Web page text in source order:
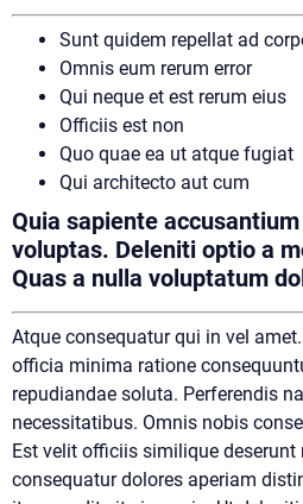
Sunt quidem repellat ad
Omnis eum rerum error
Qui neque et est rerum eius
Officiis est non
Quo quae ea ut atque fugiat
Qui architecto aut cum
Quia sapiente
voluptas. Deleniti optio a
Quas a nulla voluptatum
Atque consequatur qui in vel
officia minima ratione
repudiandae soluta. Perferendis
necessitatibus. Omnis nobis
Est velit officiis similique
consequatur dolores aperiam